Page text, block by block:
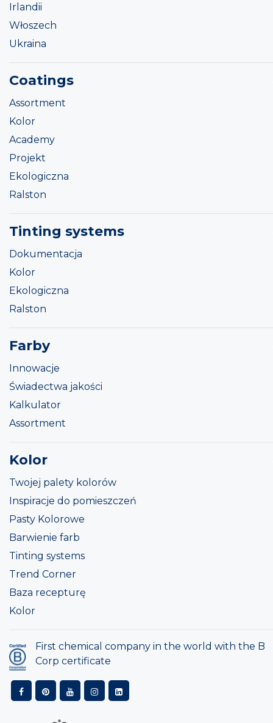
Irlandii
Włoszech
Ukraina
Coatings
Assortment
Kolor
Academy
Projekt
Ekologiczna
Ralston
Tinting systems
Dokumentacja
Kolor
Ekologiczna
Ralston
Farby
Innowacje
Świadectwa jakości
Kalkulator
Assortment
Kolor
Twojej palety kolorów
Inspiracje do pomieszczeń
Pasty Kolorowe
Barwienie farb
Tinting systems
Trend Corner
Baza recepturę
Kolor
First chemical company in the world with the B
Corp certificate